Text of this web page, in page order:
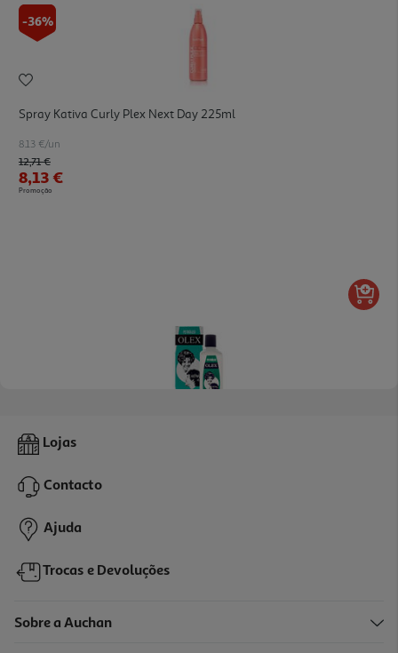
-36%
Spray Kativa Curly Plex Next Day 225ml
8.13 €/un
Price reduced from
12,71 €to
8,13 €
Promoção
Loçao Olex Petroleo 240ml
6,99 €
Lojas
Contacto
Ajuda
Trocas e Devoluções
Sobre a Auchan